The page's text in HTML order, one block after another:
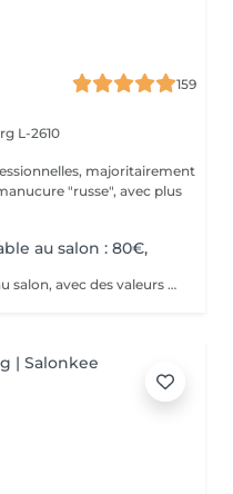
159
L-2610
majoritairement
"russe", avec plus
au salon : 80€,
Bon cadeau physique : délivrable au salon, avec des valeurs possibles de 80€, 100€ ou plus de 100€. Bon cadeau électronique : délivrable par email, avec une valeur à choisir librement, à acheter directement sur ce site internet. Nos bons cadeaux sont valables sur tous nos services et peuvent être utilisés en plusieurs fois.